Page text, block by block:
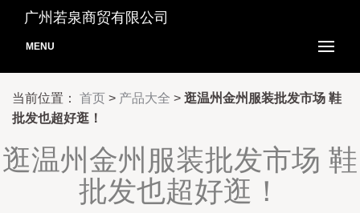
广州若泉商贸有限公司
MENU
当前位置： 首页 > 产品大全 > 逛温州金州服装批发市场 鞋
批发也超好逛！
逛温州金州服装批发市场 鞋
批发也超好逛！